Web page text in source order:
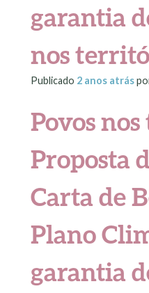
garantia
nos
Publicado 2 anos atrás
Povos
Proposta
Carta de
Plano
garantia